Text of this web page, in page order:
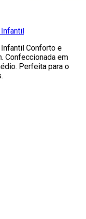
Infantil
Conforto e
Confeccionada em
Perfeita para o